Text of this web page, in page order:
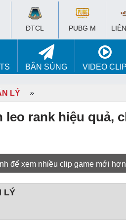
ĐTCL PUBG M
BẮN SÚNG VIDEO CLIP
LÝ »
leo rank hiệu quả,
để xem nhiều clip game mới
LÝ